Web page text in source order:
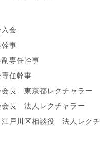
会
事
専任幹事
任幹事
長 東京都レクチャラー
長 法人レクチャラー
戸川区相談役 法人レクチ